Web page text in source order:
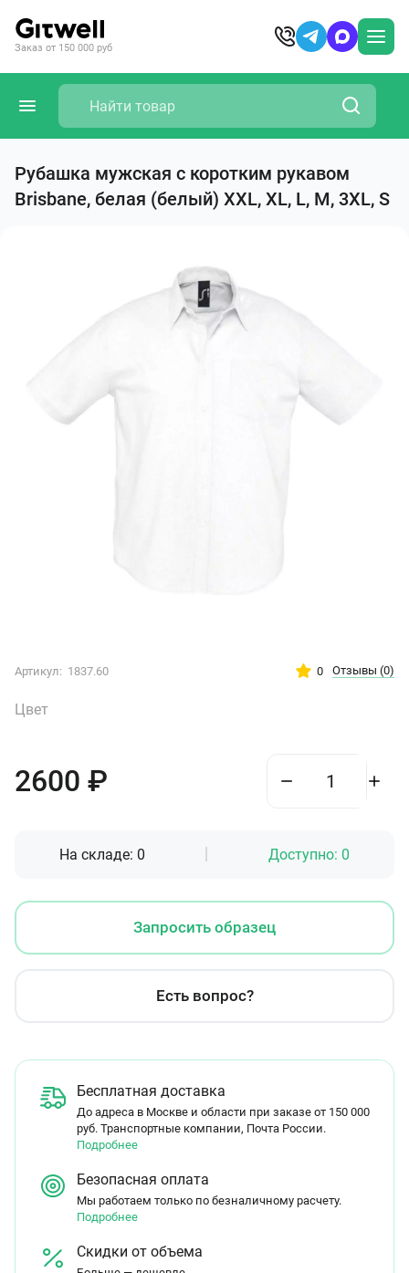
Заказ от 150 000 руб
Рубашка мужская с коротким рукавом
Brisbane, белая (белый) XXL, XL, L, M, 3XL, S
Артикул: 1837.60 0 Отзывы (0)
Цвет
2600 ₽
На складе: 0 Доступно: 0
Запросить образец
Есть вопрос?
Бесплатная доставка
До адреса в Москве и области при заказе от 150 000
руб. Транспортные компании, Почта России.
Подробнее
Безопасная оплата
Мы работаем только по безналичному расчету.
Подробнее
Скидки от объема